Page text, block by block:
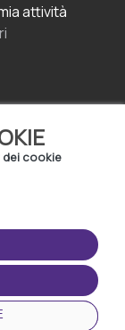
dei cookie
attività
L'APP